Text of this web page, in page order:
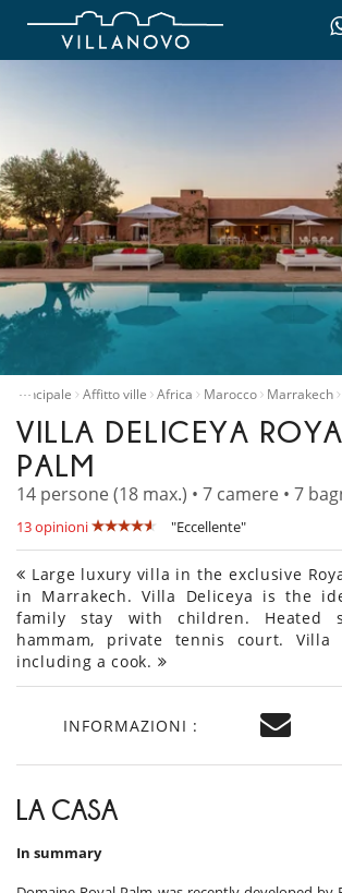
…
principale Affitto ville Africa Marocco Marrakech
VILLA DELICEYA
PALM
14 persone (18 max.) • 7 camere • 7
13 opinioni "Eccellente"
Large luxury villa in the exclusive
in Marrakech. Villa Deliceya is the
family stay with children. Heated
hammam, private tennis court.
including a cook.
INFORMAZIONI :
LA CASA
In summary